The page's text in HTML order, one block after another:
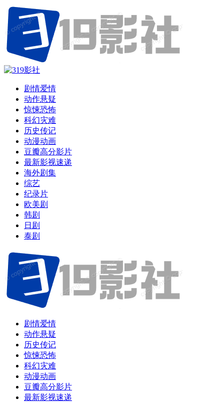
剧情爱情
动作悬疑
惊悚恐怖
科幻灾难
历史传记
动漫动画
豆瓣高分影片
最新影视速递
海外剧集
综艺
纪录片
欧美剧
韩剧
日剧
泰剧
剧情爱情
动作悬疑
历史传记
惊悚恐怖
科幻灾难
动漫动画
豆瓣高分影片
最新影视速递